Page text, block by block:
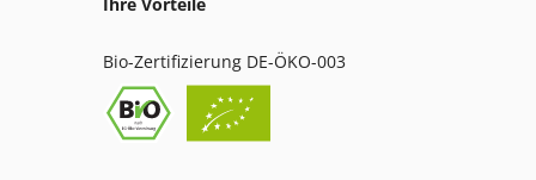
Bio-Zertifizierung DE-ÖKO-003